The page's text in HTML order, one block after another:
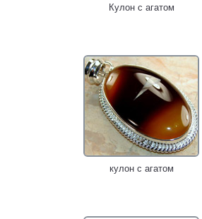
Кулон с агатом
кулон с агатом